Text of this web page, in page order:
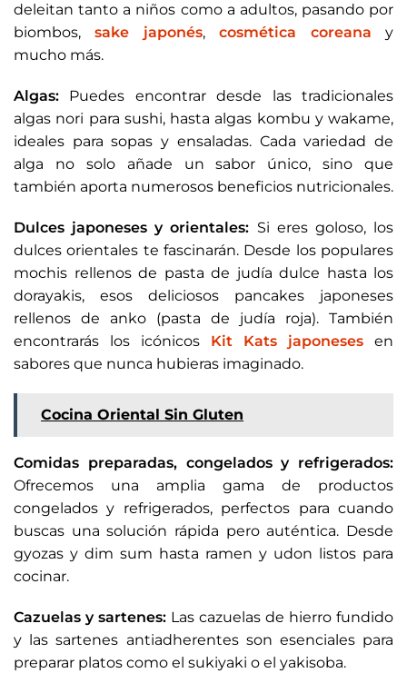
deleitan tanto a niños como a adultos, pasando por
biombos,sake japonés,cosmética coreana y
mucho más.
Algas: Puedes encontrar desde las tradicionales
algas nori para sushi, hasta algas kombu y wakame,
ideales para sopas y ensaladas. Cada variedad de
alga no solo añade un sabor único, sino que
también aporta numerosos beneficios nutricionales.
Dulces japoneses y orientales: Si eres goloso, los
dulces orientales te fascinarán. Desde los populares
mochis rellenos de pasta de judía dulce hasta los
dorayakis, esos deliciosos pancakes japoneses
rellenos de anko (pasta de judía roja). También
encontrarás los icónicos Kit Kats japoneses en
sabores que nunca hubieras imaginado.
Cocina Oriental Sin Gluten
Comidas preparadas, congelados y refrigerados:
Ofrecemos una amplia gama de productos
congelados y refrigerados, perfectos para cuando
buscas una solución rápida pero auténtica. Desde
gyozas y dim sum hasta ramen y udon listos para
cocinar.
Cazuelas y sartenes: Las cazuelas de hierro fundido
y las sartenes antiadherentes son esenciales para
preparar platos como el sukiyaki o el yakisoba.